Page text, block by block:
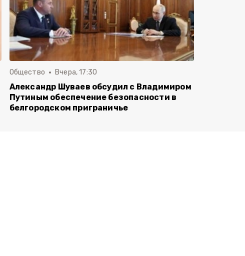
Общество Вчера, 17:30
Александр Шуваев обсудил с Владимиром
Путиным обеспечение безопасности в
белгородском приграничье